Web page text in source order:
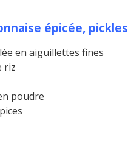
épicée, pickles
en aiguillettes fines
riz
poudre